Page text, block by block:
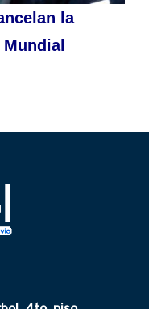
la